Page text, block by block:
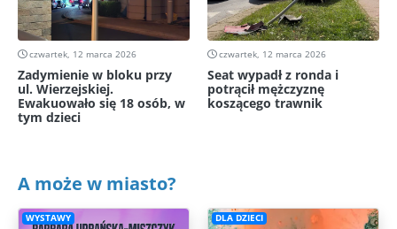
czwartek, 12 marca 2026
Zadymienie w bloku przy
ul. Wierzejskiej.
Ewakuowało się 18 osób, w
tym dzieci
czwartek, 12 marca 2026
Seat wypadł z ronda i
potrącił mężczyznę
koszącego trawnik
A może w miasto?
WYSTAWY DLA DZIECI